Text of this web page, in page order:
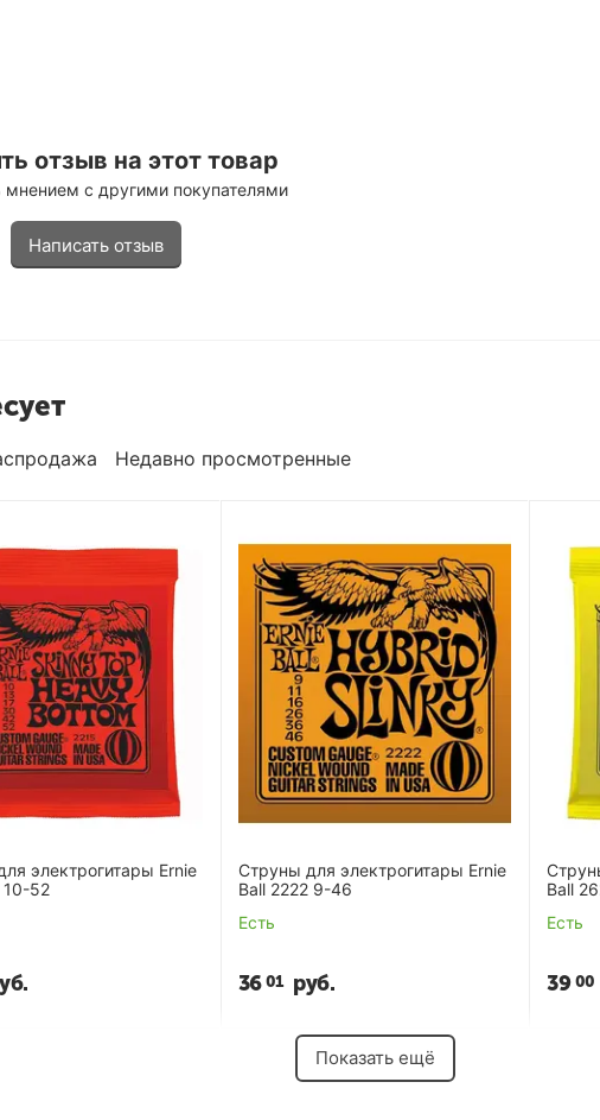
отзыв на этот товар
мнением с другими покупателями
Написать отзыв
Недавно просмотренные
электрогитары Ernie
10-52
Струны для электрогитары Ernie
Ball 2222 9-46
Есть
3601 руб.
Ball
Есть
39 00
Показать ещё